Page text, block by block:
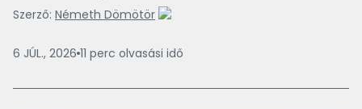
Szerző: Németh Dömötör
6 JÚL., 2026 11 perc olvasási idő